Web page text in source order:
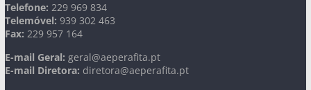
Telefone: 229 969 834
Telemóvel: 939 302 463
Fax: 229 957 164
E-mail Geral: geral@aeperafita.pt
E-mail Diretora: diretora@aeperafita.pt